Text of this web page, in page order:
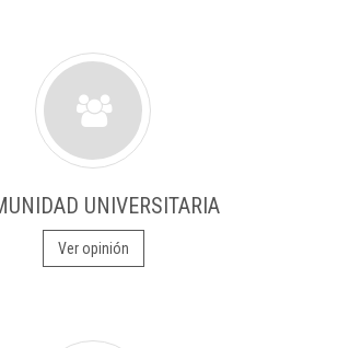
UNIVERSITARIA
Ver opinión